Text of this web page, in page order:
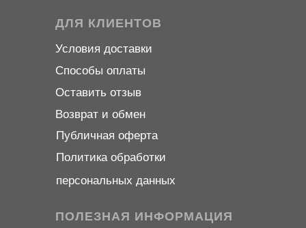
ДЛЯ КЛИЕНТОВ
ПОЛЕЗНАЯ ИНФОРМАЦИЯ
Условия доставки
Возврат и обмен
Способы оплаты
Оставить отзыв
Публичная оферта
Политика обработки
персональных данных